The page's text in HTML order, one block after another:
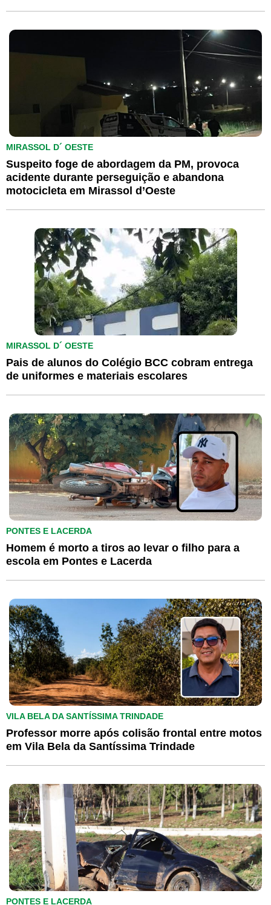
MIRASSOL D´ OESTE
Suspeito foge de abordagem da PM, provoca
acidente durante perseguição e abandona
motocicleta em Mirassol d’Oeste
MIRASSOL D´ OESTE
Pais de alunos do Colégio BCC cobram entrega
de uniformes e materiais escolares
PONTES E LACERDA
Homem é morto a tiros ao levar o filho para a
escola em Pontes e Lacerda
VILA BELA DA SANTÍSSIMA TRINDADE
Professor morre após colisão frontal entre motos
em Vila Bela da Santíssima Trindade
PONTES E LACERDA